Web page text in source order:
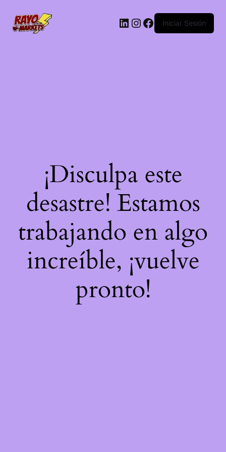
LinkedIn
Instagram
Facebook
Iniciar Sesión
¡Disculpa este
desastre! Estamos
trabajando en algo
increíble, ¡vuelve
pronto!